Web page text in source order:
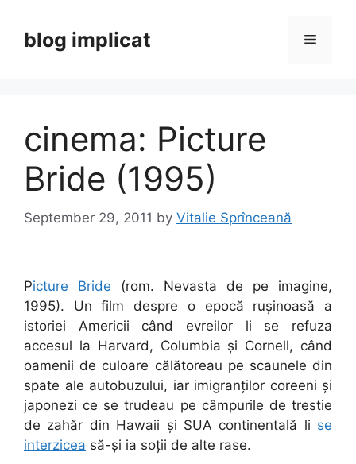
contentblog implicat Menu
cinema: Picture
Bride (1995)
September 29, 2011 by Vitalie Sprînceană
Picture Bride (rom. Nevasta de pe imagine,
1995). Un film despre o epocă rușinoasă a
istoriei Americii când evreilor li se refuza
accesul la Harvard, Columbia și Cornell, când
oamenii de culoare călătoreau pe scaunele din
spate ale autobuzului, iar imigranților coreeni și
japonezi ce se trudeau pe câmpurile de trestie
de zahăr din Hawaii și SUA continentală li se
interzicea să-și ia soții de alte rase.